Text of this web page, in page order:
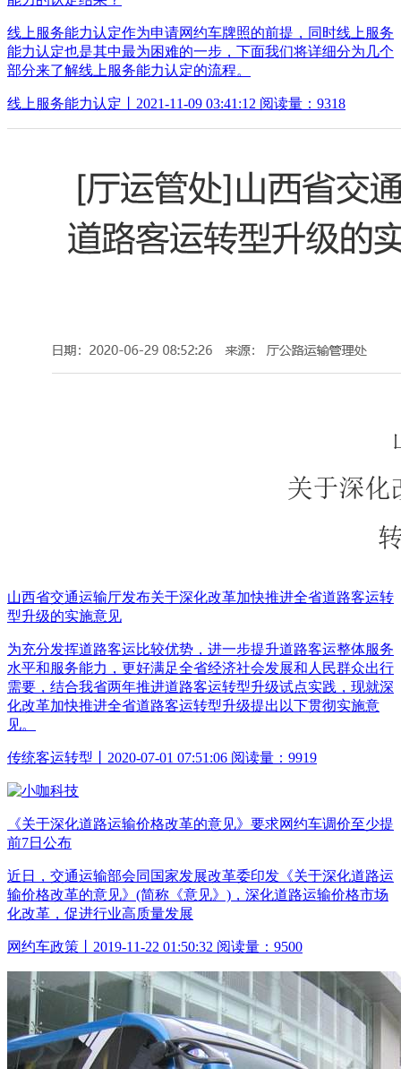
线上服务能力认定作为申请网约车牌照的前提，同时线上服务
能力认定也是其中最为困难的一步，下面我们将详细分为几个
部分来了解线上服务能力认定的流程。
线上服务能力认定丨2021-11-09 03:41:12 阅读量：9318
山西省交通运输厅发布关于深化改革加快推进全省道路客运转
型升级的实施意见
为充分发挥道路客运比较优势，进一步提升道路客运整体服务
水平和服务能力，更好满足全省经济社会发展和人民群众出行
需要，结合我省两年推进道路客运转型升级试点实践，现就深
化改革加快推进全省道路客运转型升级提出以下贯彻实施意
见。
传统客运转型丨2020-07-01 07:51:06 阅读量：9919
《关于深化道路运输价格改革的意见》要求网约车调价至少提
前7日公布
近日，交通运输部会同国家发展改革委印发《关于深化道路运
输价格改革的意见》(简称《意见》)，深化道路运输价格市场
化改革，促进行业高质量发展
网约车政策丨2019-11-22 01:50:32 阅读量：9500